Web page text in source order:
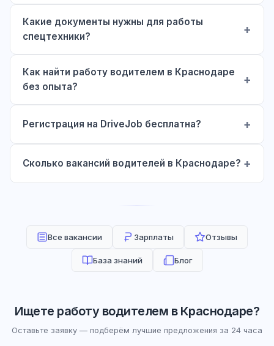
Какие документы нужны для работы
спецтехники?
Как найти работу водителем в Краснодаре
без опыта?
Регистрация на DriveJob бесплатна?
Сколько вакансий водителей в Краснодаре?
Все вакансии Зарплаты Отзывы
База знаний Блог
Ищете работу водителем в Краснодаре?
Оставьте заявку — подберём лучшие предложения за 24 часа